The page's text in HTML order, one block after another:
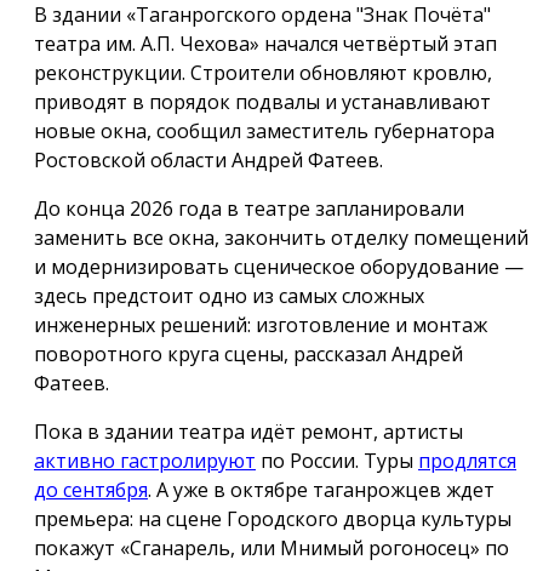
В здании «Таганрогского ордена "Знак Почёта"
театра им. А.П. Чехова» начался четвёртый этап
реконструкции. Строители обновляют кровлю,
приводят в порядок подвалы и устанавливают
новые окна, сообщил заместитель губернатора
Ростовской области Андрей Фатеев.
До конца 2026 года в театре запланировали
заменить все окна, закончить отделку помещений
и модернизировать сценическое оборудование —
здесь предстоит одно из самых сложных
инженерных решений: изготовление и монтаж
поворотного круга сцены, рассказал Андрей
Фатеев.
Пока в здании театра идёт ремонт, артисты
активно гастролируют по России. Туры продлятся
до сентября. А уже в октябре таганрожцев ждет
премьера: на сцене Городского дворца культуры
покажут «Сганарель, или Мнимый рогоносец» по